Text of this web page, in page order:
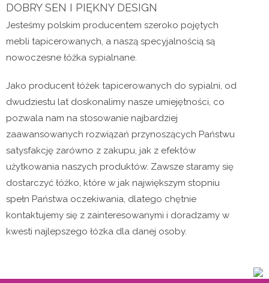
DOBRY SEN I PIĘKNY DESIGN
Jesteśmy polskim producentem szeroko pojętych
mebli tapicerowanych, a naszą specyjalnością są
nowoczesne łóżka sypialnane.
Jako producent łóżek tapicerowanych do sypialni, od
dwudziestu lat doskonalimy nasze umiejętności, co
pozwala nam na stosowanie najbardziej
zaawansowanych rozwiązań przynoszących Państwu
satysfakcję zarówno z zakupu, jak z efektów
użytkowania naszych produktów. Zawsze staramy się
dostarczyć łóżko, które w jak największym stopniu
spełn Państwa oczekiwania, dlatego chętnie
kontaktujemy się z zainteresowanymi i doradzamy w
kwesti najlepszego łózka dla danej osoby.